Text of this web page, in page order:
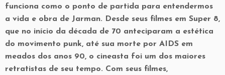
funciona como o ponto de partida para entendermos
a vida e obra de Jarman. Desde seus filmes em Super 8,
que no início da década de 70 anteciparam a estética
do movimento punk, até sua morte por AIDS em
meados dos anos 90, o cineasta foi um dos maiores
retratistas de seu tempo. Com seus filmes,